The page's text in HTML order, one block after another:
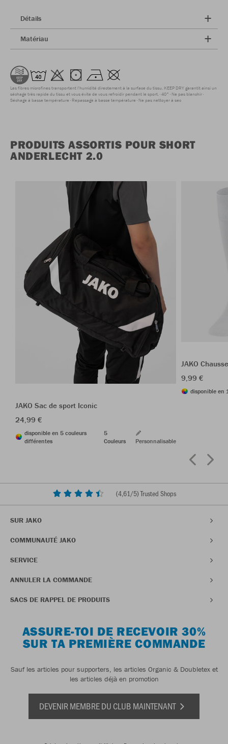
Détails
Matériau
Les fibres microfines transportent l'humidité directement à la surface du tissu. KEEP DRY garantit ainsi un
séchage très rapide du tissu et vous évite de vous refroidir pendant le sport. 40° Ne pas blanchir
Séchage à basse température Repassage à basse température Ne pas nettoyer à sec
PRODUITS ASSORTIS POUR SHORT
ANDERLECHT 2.0
JAKO Sac de sport Iconic
24,99 €
disponible en 5 couleurs
différentes
5
Couleurs
Personnalisable
JAKO
9,99 €
disponible en
(4,61/5) Trusted Shops
SUR JAKO
COMMUNAUTÉ JAKO
SERVICE
ANNULER LA COMMANDE
SACS DE RAPPEL DE PRODUITS
ASSURE-TOI DE RECEVOIR 30%
SUR TA PREMIÈRE COMMANDE
Sauf les articles pour supporters, les articles Organic & Doubletex et
les articles déjà en promotion
DEVENIR MEMBRE DU CLUB MAINTENANT